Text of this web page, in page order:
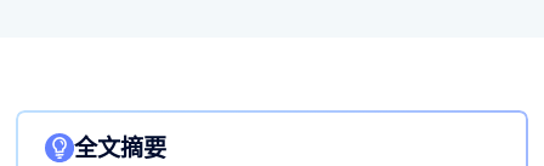
全文摘要